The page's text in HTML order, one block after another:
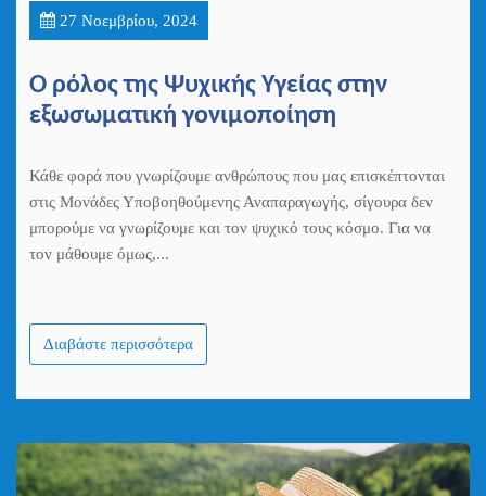
27 Νοεμβρίου, 2024
Ο ρόλος της Ψυχικής Υγείας στην
εξωσωματική γονιμοποίηση
Κάθε φορά που γνωρίζουμε ανθρώπους που μας επισκέπτονται
στις Μονάδες Υποβοηθούμενης Αναπαραγωγής, σίγουρα δεν
μπορούμε να γνωρίζουμε και τον ψυχικό τους κόσμο. Για να
τον μάθουμε όμως,...
Διαβάστε περισσότερα